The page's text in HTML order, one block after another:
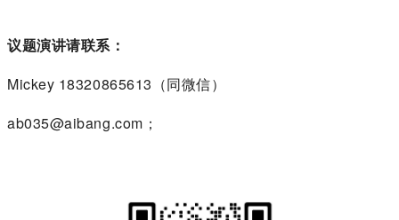
议题演讲请联系：
Mickey 18320865613（同微信）
ab035@aibang.com；